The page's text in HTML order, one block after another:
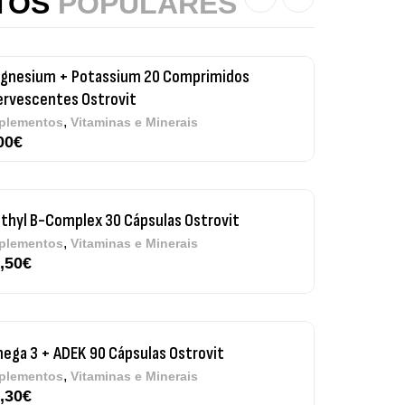
€
B-Complex 30 Cápsulas Ostrovit
€
3 + ADEK 90 Cápsulas Ostrovit
,Vitaminas e Minerais
€
Electrolytes 270 G Ostrovit
, Suplementos